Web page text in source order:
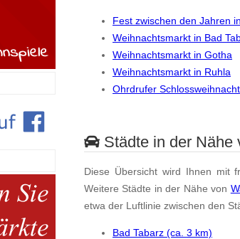
Fest zwischen den Jahren
Weihnachtsmarkt in Bad
Weihnachtsmarkt in Gotha
Weihnachtsmarkt in Ruhla
Ohrdrufer Schlossweihnacht
Städte in der Nähe
Diese Übersicht wird Ihnen mit
Weitere Städte in der Nähe von
etwa der Luftlinie zwischen den
Bad Tabarz (ca. 3 km)